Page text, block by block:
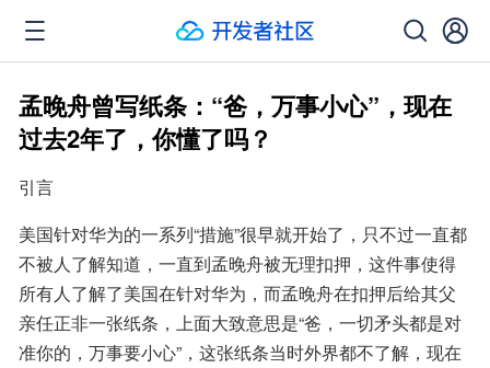
孟晚舟曾写纸条：“爸，万事小心”，现在
过去2年了，你懂了吗？
引言
美国针对华为的一系列“措施”很早就开始了，只不过一直都
不被人了解知道，一直到孟晚舟被无理扣押，这件事使得
所有人了解了美国在针对华为，而孟晚舟在扣押后给其父
亲任正非一张纸条，上面大致意思是“爸，一切矛头都是对
准你的，万事要小心”，这张纸条当时外界都不了解，现在